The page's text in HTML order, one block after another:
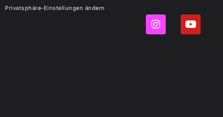
Privatsphäre-Einstellungen ändern